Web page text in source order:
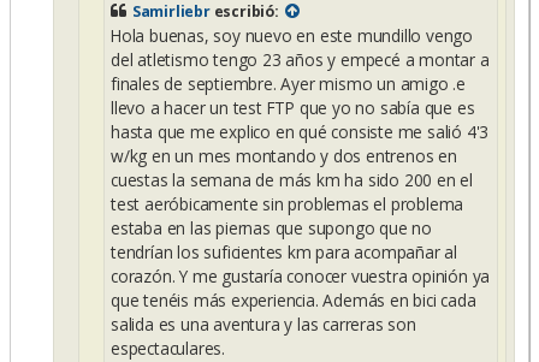
Samirliebrescribió:
Hola buenas, soy nuevo en este mundillo vengo
del atletismo tengo 23 años y empecé a montar a
finales de septiembre. Ayer mismo un amigo .e
llevo a hacer un test FTP que yo no sabía que es
hasta que me explico en qué consiste me salió 4'3
w/kg en un mes montando y dos entrenos en
cuestas la semana de más km ha sido 200 en el
test aeróbicamente sin problemas el problema
estaba en las piernas que supongo que no
tendrían los suficientes km para acompañar al
corazón. Y me gustaría conocer vuestra opinión ya
que tenéis más experiencia. Además en bici cada
salida es una aventura y las carreras son
espectaculares.